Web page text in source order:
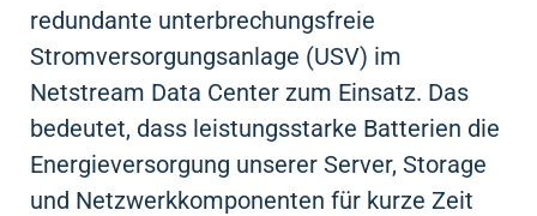
redundante unterbrechungsfreie
Stromversorgungsanlage (USV) im
Netstream Data Center zum Einsatz. Das
bedeutet, dass leistungsstarke Batterien die
Energieversorgung unserer Server, Storage
und Netzwerkkomponenten für kurze Zeit